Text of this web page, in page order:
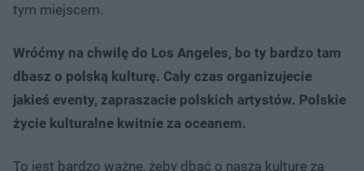
tym miejscem.
Wróćmy na chwilę do Los Angeles, bo ty bardzo tam
dbasz o polską kulturę. Cały czas organizujecie
jakieś eventy, zapraszacie polskich artystów. Polskie
życie kulturalne kwitnie za oceanem.
To jest bardzo ważne, żeby dbać o naszą kulturę za